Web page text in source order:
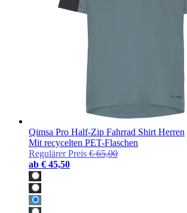
Qimsa Pro Half-Zip Fahrrad Shirt Herren
Mit recycelten PET-Flaschen
Regulärer Preis € 65,00
ab € 45,50